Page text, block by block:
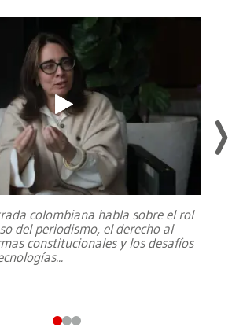
colombiana habla sobre el rol
del periodismo, el derecho al
constitucionales y los desafíos
...